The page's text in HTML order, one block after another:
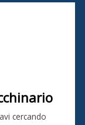
cercando